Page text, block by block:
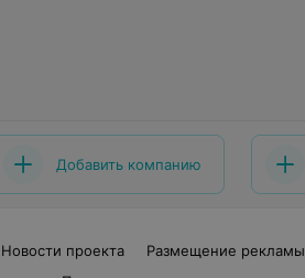
Добавить компанию
Новости проекта Размещение рекламы